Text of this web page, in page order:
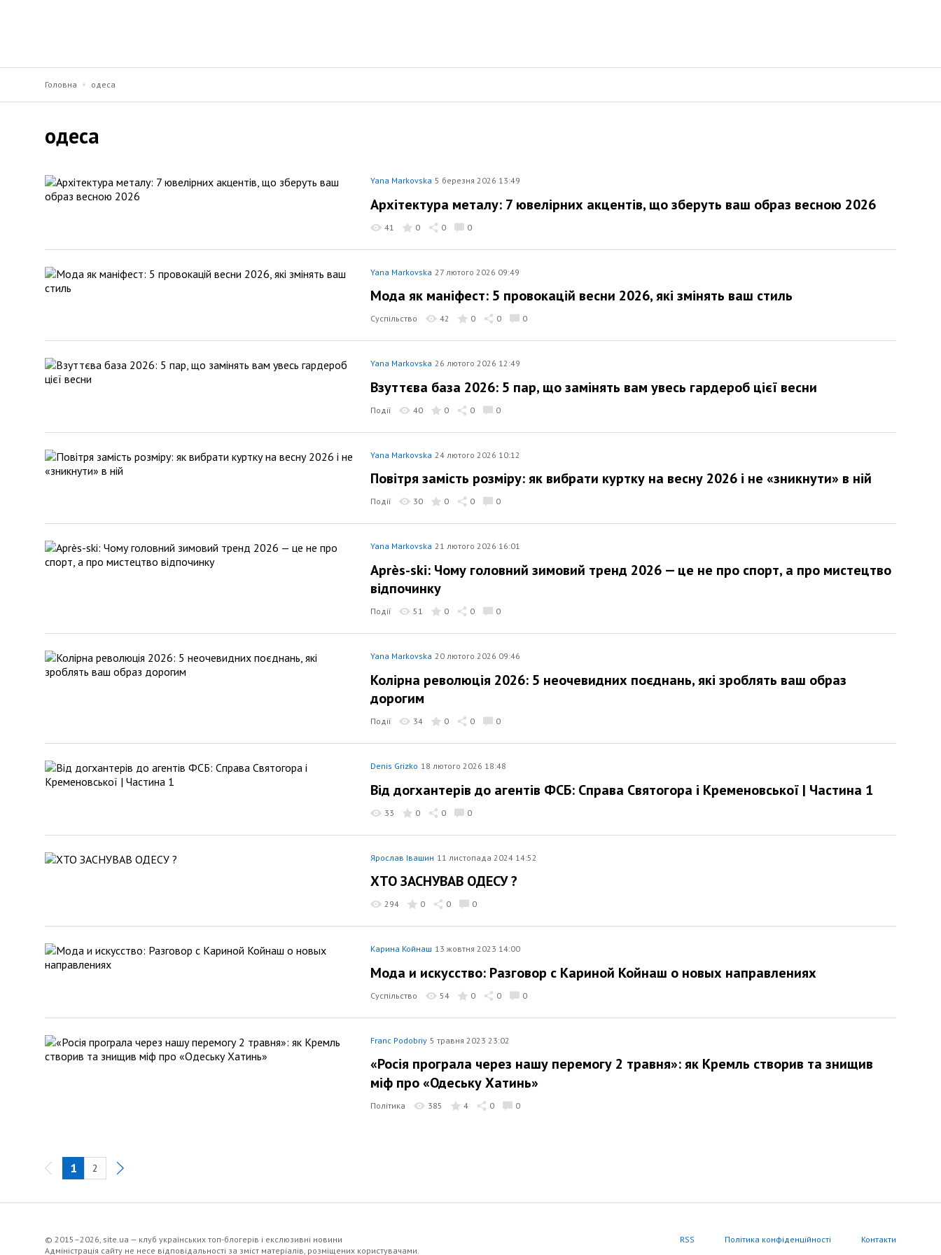
Головна одеса
одеса
Yana Markovska 5 березня 2026 13:49
Архітектура металу: 7 ювелірних акцентів, що зберуть ваш образ весною 2026
41 0 0 0
Yana Markovska 27 лютого 2026 09:49
Мода як маніфест: 5 провокацій весни 2026, які змінять ваш стиль
Суспільство 42 0 0 0
Yana Markovska 26 лютого 2026 12:49
Взуттєва база 2026: 5 пар, що замінять вам увесь гардероб цієї весни
Події 40 0 0 0
Yana Markovska 24 лютого 2026 10:12
Повітря замість розміру: як вибрати куртку на весну 2026 і не «зникнути» в ній
Події 30 0 0 0
Yana Markovska 21 лютого 2026 16:01
Après-ski: Чому головний зимовий тренд 2026 — це не про спорт, а про мистецтво
відпочинку
Події 51 0 0 0
Yana Markovska 20 лютого 2026 09:46
Колірна революція 2026: 5 неочевидних поєднань, які зроблять ваш образ
дорогим
Події 34 0 0 0
Denis Grizko 18 лютого 2026 18:48
Від догхантерів до агентів ФСБ: Справа Святогора і Кременовської | Частина 1
33 0 0 0
Ярослав Івашин 11 листопада 2024 14:52
ХТО ЗАСНУВАВ ОДЕСУ ?
294 0 0 0
Карина Койнаш 13 жовтня 2023 14:00
Мода и искусство: Разговор с Кариной Койнаш о новых направлениях
Суспільство 54 0 0 0
Franc Podobriy 5 травня 2023 23:02
«Росія програла через нашу перемогу 2 травня»: як Кремль створив та знищив
міф про «Одеську Хатинь»
Політика 385 4 0 0
1 2
RSS Політика конфіденційності Контакти
© 2015–2026, site.ua — клуб українських топ-блогерів i екслюзивнi новини
Адміністрація сайту не несе відповідальності за зміст матеріалів, розміщених користувачами.